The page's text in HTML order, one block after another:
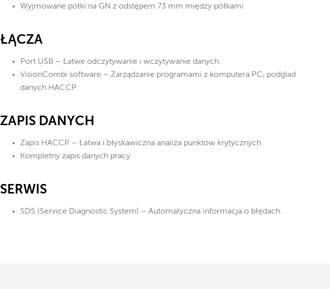
Wyjmowane półki na GN z odstępem 73 mm między półkami.
ŁĄCZA
Port USB – Łatwe odczytywanie i wczytywanie danych.
VisionCombi software – Zarządzanie programami z komputera PC, podglad
danych HACCP.
ZAPIS DANYCH
Zapis HACCP – Łatwa i błyskawiczna analiza punktów krytycznych.
Kompletny zapis danych pracy.
SERWIS
SDS (Service Diagnostic System) – Automatyczna informacja o błędach.